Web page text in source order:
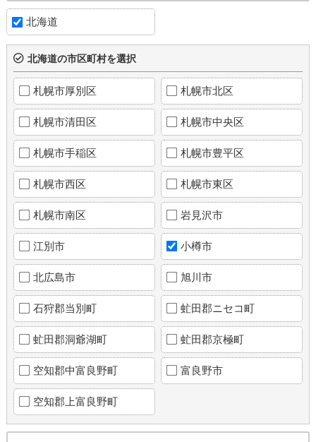
北海道
北海道の市区町村を選択
札幌市厚別区 札幌市北区
札幌市清田区 札幌市中央区
札幌市手稲区 札幌市豊平区
札幌市西区 札幌市東区
札幌市南区 岩見沢市
江別市 小樽市
北広島市 旭川市
石狩郡当別町 虻田郡ニセコ町
虻田郡洞爺湖町 虻田郡京極町
空知郡中富良野町 富良野市
空知郡上富良野町